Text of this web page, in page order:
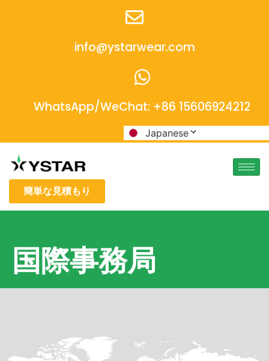
info@ystarwear.com
WhatsApp/WeChat: +86 15606924212
Japanese
簡単な見積もり
国際事務局